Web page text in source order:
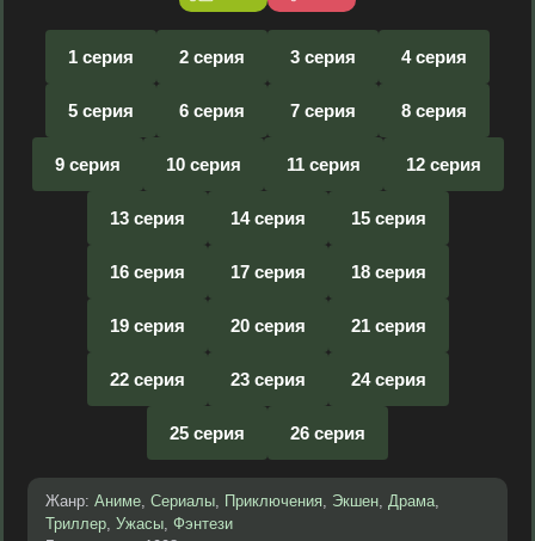
1 серия 2 серия 3 серия 4 серия
5 серия 6 серия 7 серия 8 серия
9 серия 10 серия 11 серия 12 серия
13 серия 14 серия 15 серия
16 серия 17 серия 18 серия
19 серия 20 серия 21 серия
22 серия 23 серия 24 серия
25 серия 26 серия
Жанр: Аниме, Сериалы, Приключения, Экшен, Драма,
Триллер, Ужасы, Фэнтези